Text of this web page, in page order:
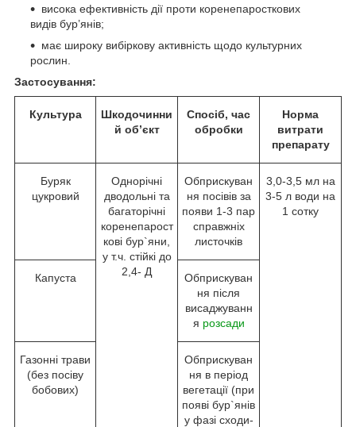
висока ефективність дії проти коренепаросткових
видів бур’янів;
має широку вибіркову активність щодо культурних
рослин.
Застосування:
Культура
Шкодочинни
й об’єкт
Спосіб, час
обробки
Норма
витрати
препарату
Буряк
цукровий
Однорічні
дводольні та
багаторічні
коренепарост
кові бур`яни,
у т.ч. стійкі до
2,4- Д
Обприскуван
ня посівів за
появи 1-3 пар
справжніх
листочків
3,0-3,5 мл на
3-5 л води на
1 сотку
Капуста
Обприскуван
ня після
висаджуванн
я розсади
Газонні трави
(без посіву
бобових)
Обприскуван
ня в період
вегетації (при
появі бур`янів
у фазі сходи-